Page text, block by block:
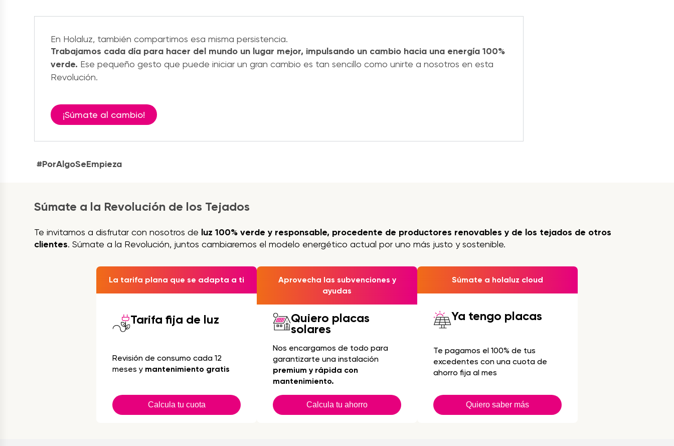
En Holaluz, también compartimos esa misma persistencia.
Trabajamos cada día para hacer del mundo un lugar mejor, impulsando un cambio hacia una energía 100%
verde. Ese pequeño gesto que puede iniciar un gran cambio es tan sencillo como unirte a nosotros en esta
Revolución.
¡Súmate al cambio!
#PorAlgoSeEmpieza
Súmate a la Revolución de los Tejados
Te invitamos a disfrutar con nosotros de luz 100% verde y responsable, procedente de productores renovables y de los tejados de otros
clientes. Súmate a la Revolución, juntos cambiaremos el modelo energético actual por uno más justo y sostenible.
La tarifa plana que se adapta a ti
Tarifa fija de luz
Revisión de consumo cada 12
meses y mantenimiento gratis
Calcula tu cuota
Aprovecha las subvenciones y
ayudas
Quiero placas
solares
Nos encargamos de todo para
garantizarte una instalación
premium y rápida con
mantenimiento.
Calcula tu ahorro
Súmate a holaluz cloud
Ya tengo placas
Te pagamos el 100% de tus
excedentes con una cuota de
ahorro fija al mes
Quiero saber más